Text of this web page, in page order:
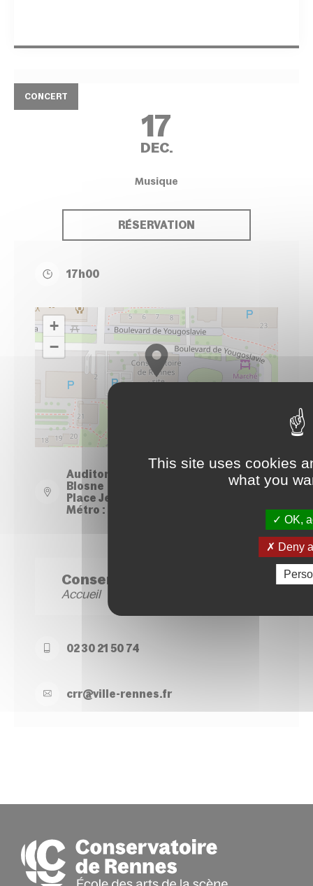
CONCERT
17
DEC.
Musique
RÉSERVATION
17h00
+
−
Auditorium du Conservatoire - Site
Blosne
Place Jean Normand - Rennes
Métro : Station Le Blosne
Conservatoire Site Blosne
Accueil
02 30 21 50 74
crr@ville-rennes.fr
This site uses cookies
what you
OK,
Deny